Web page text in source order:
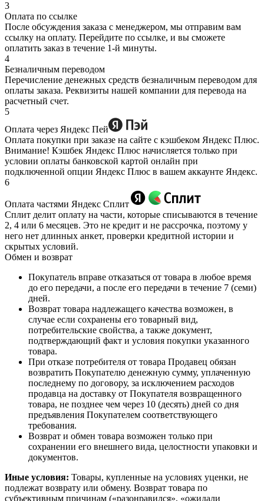
3
Оплата по ссылке
После обсуждения заказа с менеджером, мы отправим вам
ссылку на оплату. Перейдите по ссылке, и вы сможете
оплатить заказ в течение 1-й минуты.
4
Безналичным переводом
Перечисление денежных средств безналичным переводом для
оплаты заказа. Реквизиты нашей компании для перевода на
расчетный счет.
5
Оплата через Яндекс Пей
Оплата покупки при заказе на сайте с кэшбеком Яндекс Плюс.
Внимание! Кэшбек Яндекс Плюс начисляется только при
условии оплаты банковской картой онлайн при
подключенной опции Яндекс Плюс в вашем аккаунте Яндекс.
6
Оплата частями Яндекс Сплит
Сплит делит оплату на части, которые списываются в течение
2, 4 или 6 месяцев. Это не кредит и не рассрочка, поэтому у
него нет длинных анкет, проверки кредитной истории и
скрытых условий.
Обмен и возврат
Покупатель вправе отказаться от товара в любое время
до его передачи, а после его передачи в течение 7 (семи)
дней.
Возврат товара надлежащего качества возможен, в
случае если сохранены его товарный вид,
потребительские свойства, а также документ,
подтверждающий факт и условия покупки указанного
товара.
При отказе потребителя от товара Продавец обязан
возвратить Покупателю денежную сумму, уплаченную
последнему по договору, за исключением расходов
продавца на доставку от Покупателя возвращенного
товара, не позднее чем через 10 (десять) дней со дня
предъявления Покупателем соответствующего
требования.
Возврат и обмен товара возможен только при
сохранении его внешнего вида, целостности упаковки и
документов.
Иные условия: Товары, купленные на условиях уценки, не
подлежат возврату или обмену. Возврат товара по
субъективным причинам («разонравился», «ожидали